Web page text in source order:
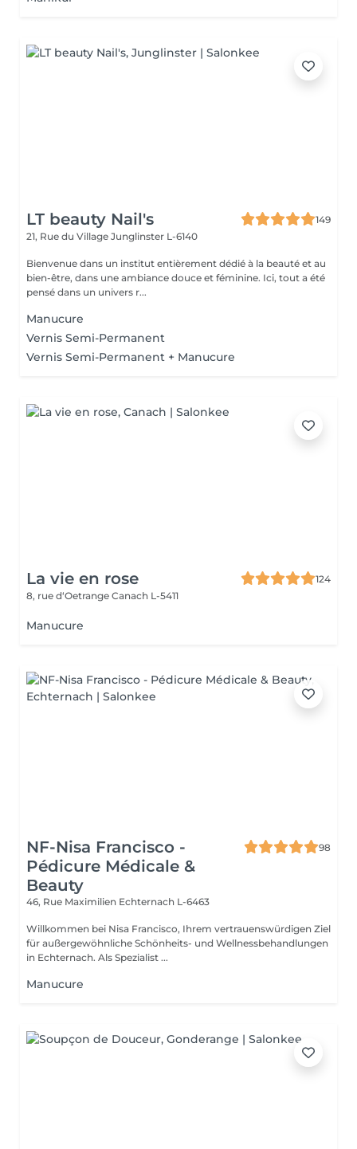
LT beauty Nail's
149
21, Rue du Village Junglinster L-6140
Bienvenue dans un institut entièrement dédié à la beauté et au
bien-être, dans une ambiance douce et féminine. Ici, tout a été
pensé dans un univers r...
Manucure
Vernis Semi-Permanent
Vernis Semi-Permanent + Manucure
La vie en rose
124
8, rue d‘Oetrange Canach L-5411
Manucure
NF-Nisa Francisco -
Pédicure Médicale &
Beauty
98
46, Rue Maximilien Echternach L-6463
Willkommen bei Nisa Francisco, Ihrem vertrauenswürdigen Ziel
für außergewöhnliche Schönheits- und Wellnessbehandlungen
in Echternach. Als Spezialist ...
Manucure